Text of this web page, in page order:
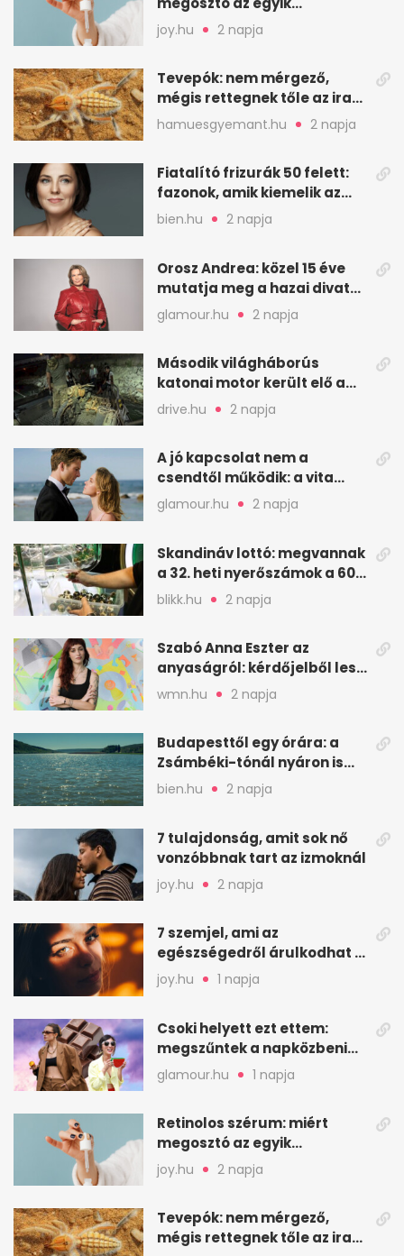
leghatásosabb
öregedésgátló?
joy.hu 2 napja
Tevepók: nem mérgező,
mégis rettegnek tőle az iraki
sivatagban
hamuesgyemant.hu 2 napja
Fiatalító frizurák 50 felett:
fazonok, amik kiemelik az
arcodat
bien.hu 2 napja
Orosz Andrea: közel 15 éve
mutatja meg a hazai divat
arcait
glamour.hu 2 napja
Második világháborús
katonai motor került elő a
Dunából a Batthyány térnél
drive.hu 2 napja
A jó kapcsolat nem a
csendtől működik: a vita
néha egészséges jel
glamour.hu 2 napja
Skandináv lottó: megvannak
a 32. heti nyerőszámok a 600
milliós játékhoz
blikk.hu 2 napja
Szabó Anna Eszter az
anyaságról: kérdőjelből lesz
valaha felkiáltójel?
wmn.hu 2 napja
Budapesttől egy órára: a
Zsámbéki-tónál nyáron is
van hely
bien.hu 2 napja
7 tulajdonság, amit sok nő
vonzóbbnak tart az izmoknál
joy.hu 2 napja
7 szemjel, ami az
egészségedről árulkodhat –
erre figyelj oda
joy.hu 1 napja
Csoki helyett ezt ettem:
megszűntek a napközbeni
nassolási rohamok
glamour.hu 1 napja
Retinolos szérum: miért
megosztó az egyik
leghatásosabb
öregedésgátló?
joy.hu 2 napja
Tevepók: nem mérgező,
mégis rettegnek tőle az iraki